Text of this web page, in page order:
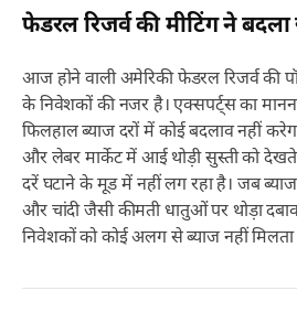
फेडरल रिजर्व की मीटिंग ने
आज होने वाली अमेरिकी फेडरल रिजर्व की
के निवेशकों की नजर है। एक्सपर्ट्स का
फिलहाल ब्याज दरों में कोई बदलाव नहीं
और लेबर मार्केट में आई थोड़ी सुस्ती को
दरें घटाने के मूड में नहीं लग रहा है। जब ब्याज
और चांदी जैसी कीमती धातुओं पर थोड़ा
निवेशकों को कोई अलग से ब्याज नहीं मिलता